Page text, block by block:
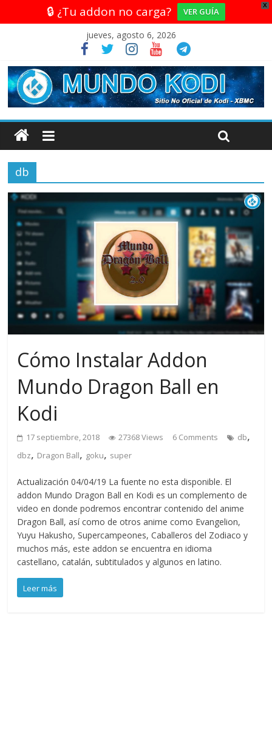
X
🔒 ¿Tu addon no carga? VER GUÍA
jueves, agosto 6, 2026
db
Cómo Instalar Addon
Mundo Dragon Ball en
Kodi
17 septiembre, 2018 27368 Views 6 Comments db,
dbz, Dragon Ball, goku, super
Actualización 04/04/19 La fuente no esta disponible. El
addon Mundo Dragon Ball en Kodi es un complemento de
video en donde podremos encontrar contenido del anime
Dragon Ball, así como de otros anime como Evangelion,
Yuyu Hakusho, Supercampeones, Caballeros del Zodiaco y
muchos más, este addon se encuentra en idioma
castellano, catalán, subtitulados y algunos en latino.
Leer más